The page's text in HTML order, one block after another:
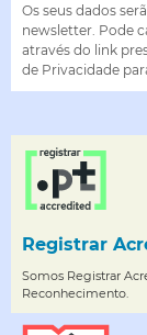
Os seus dados
newsletter. Pode
através do link
de Privacidade
Registrar
Somos Registrar
Reconhecimento.